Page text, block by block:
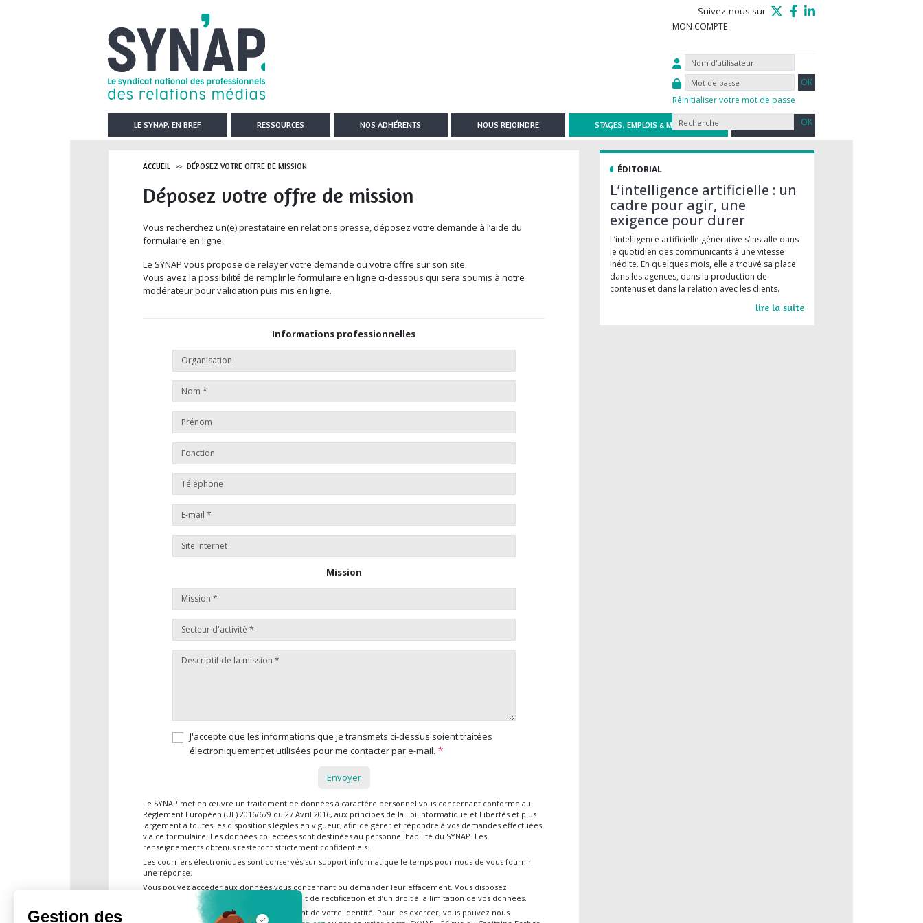
Suivez-nous sur
LE SYNAP, EN BREF RESSOURCES NOS ADHÉRENTS NOUS REJOINDRE STAGES, EMPLOIS & MISSIONS
MON COMPTE
Réinitialiser votre mot de passe
ACCUEIL DÉPOSEZ VOTRE OFFRE DE MISSION
Déposez votre offre de mission
Vous recherchez un(e) prestataire en relations presse, déposez votre demande à l’aide du
formulaire en ligne.
Le SYNAP vous propose de relayer votre demande ou votre offre sur son site.
Vous avez la possibilité de remplir le formulaire en ligne ci-dessous qui sera soumis à notre
modérateur pour validation puis mis en ligne.
Informations professionnelles
Site Internet
Mission
J'accepte que les informations que je transmets ci-dessus soient traitées
électroniquement et utilisées pour me contacter par e-mail.
Le SYNAP met en œuvre un traitement de données à caractère personnel vous concernant conforme au
Règlement Européen (UE) 2016/679 du 27 Avril 2016, aux principes de la Loi Informatique et Libertés et plus
largement à toutes les dispositions légales en vigueur, afin de gérer et répondre à vos demandes effectuées
via ce formulaire. Les données collectées sont destinées au personnel habilité du SYNAP. Les
renseignements obtenus resteront strictement confidentiels.
Les courriers électroniques sont conservés sur support informatique le temps pour nous de vous fournir
une réponse.
Vous pouvez accéder aux données vous concernant ou demander leur effacement. Vous disposez
également d’un droit d’opposition, d’un droit de rectification et d’un droit à la limitation de vos données.
Ces droits peuvent être exercés, en justifiant de votre identité. Pour les exercer, vous pouvez nous
ÉDITORIAL
L’intelligence artificielle : un
cadre pour agir, une
exigence pour durer
L’intelligence artificielle générative s’installe dans
le quotidien des communicants à une vitesse
inédite. En quelques mois, elle a trouvé sa place
dans les agences, dans la production de
contenus et dans la relation avec les clients.
lire la suite